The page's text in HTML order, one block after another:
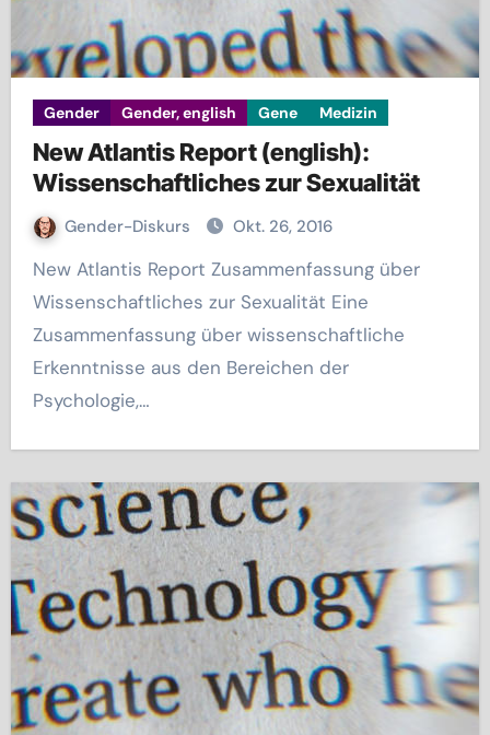
Gender Gender, english Gene Medizin
New Atlantis Report (english):
Wissenschaftliches zur Sexualität
Gender-Diskurs Okt. 26, 2016
New Atlantis Report Zusammenfassung über
Wissenschaftliches zur Sexualität Eine
Zusammenfassung über wissenschaftliche
Erkenntnisse aus den Bereichen der
Psychologie,…